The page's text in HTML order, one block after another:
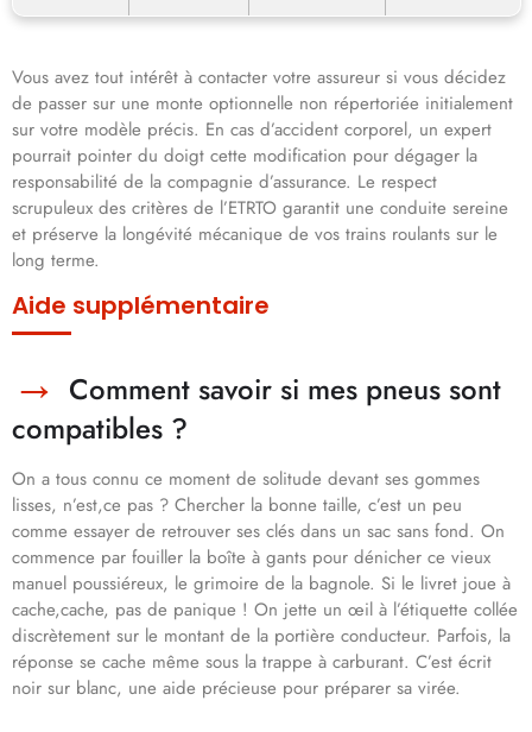
Vous avez tout intérêt à contacter votre assureur si vous décidez
de passer sur une monte optionnelle non répertoriée initialement
sur votre modèle précis. En cas d’accident corporel, un expert
pourrait pointer du doigt cette modification pour dégager la
responsabilité de la compagnie d’assurance. Le respect
scrupuleux des critères de l’ETRTO garantit une conduite sereine
et préserve la longévité mécanique de vos trains roulants sur le
long terme.
Aide supplémentaire
Comment savoir si mes pneus sont
compatibles ?
On a tous connu ce moment de solitude devant ses gommes
lisses, n’est,ce pas ? Chercher la bonne taille, c’est un peu
comme essayer de retrouver ses clés dans un sac sans fond. On
commence par fouiller la boîte à gants pour dénicher ce vieux
manuel poussiéreux, le grimoire de la bagnole. Si le livret joue à
cache,cache, pas de panique ! On jette un œil à l’étiquette collée
discrètement sur le montant de la portière conducteur. Parfois, la
réponse se cache même sous la trappe à carburant. C’est écrit
noir sur blanc, une aide précieuse pour préparer sa virée.